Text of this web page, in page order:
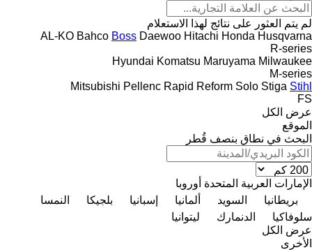
لم يتم العثور على نتائج لهذا الاستعلام
AL-KO Bahco Boss Daewoo Hitachi Honda Husqvarna
R-series
Hyundai Komatsu Maruyama Milwaukee
M-series
Mitsubishi Pellenc Rapid Reform Solo Stiga Stihl
FS
عرض الكل
الموقع
البحث في نطاق بنصف قُطر
الإمارات العربية المتحدة أوروبا
بريطانيا
السويد ألمانيا إسبانيا بلجيكا
النمسا
سلوفاكيا
الدنمارك
ليتوانيا
عرض الكل
الأخرى